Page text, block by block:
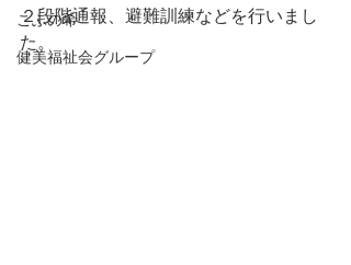
こふの希
健美福祉会グループ
２段階通報、避難訓練などを行いまし
た。